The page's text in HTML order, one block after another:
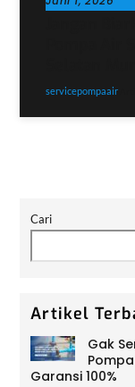
servicepompaair
Cari
Artikel
Gak
Garansi 100%